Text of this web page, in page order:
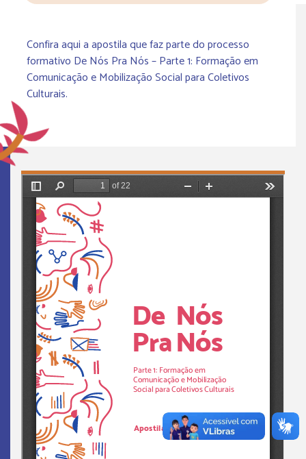
Confira aqui a apostila que faz parte do processo
formativo De Nós Pra Nós – Parte 1: Formação em
Comunicação e Mobilização Social para Coletivos
Culturais.